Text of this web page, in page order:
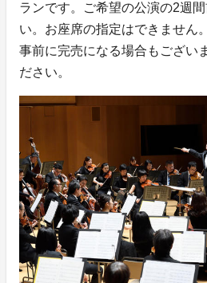
ランです。ご希望の公演の2週
い。お座席の指定はできません。
事前に完売になる場合もござい
ださい。